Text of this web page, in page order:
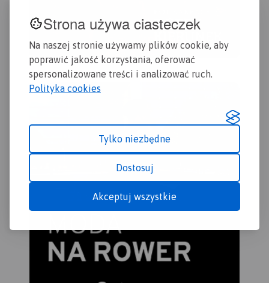
Strona używa ciasteczek
Na naszej stronie używamy plików cookie, aby
poprawić jakość korzystania, oferować
spersonalizowane treści i analizować ruch.
Polityka cookies
Tylko niezbędne
Dostosuj
Akceptuj wszystkie